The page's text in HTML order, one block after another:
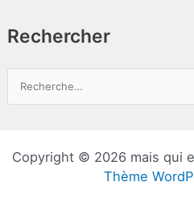
h
Rechercher
Copyright © 2026 mais qui
Thème